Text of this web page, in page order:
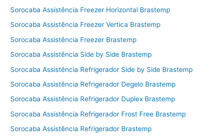
Sorocaba Assistência Freezer Horizontal Brastemp
Sorocaba Assistência Freezer Vertica Brastemp
Sorocaba Assistência Freezer Brastemp
Sorocaba Assistência Side by Side Brastemp
Sorocaba Assistência Refrigerador Side by Side Brastemp
Sorocaba Assistência Refrigerador Degelo Brastemp
Sorocaba Assistência Refrigerador Duplex Brastemp
Sorocaba Assistência Refrigerador Frost Free Brastemp
Sorocaba Assistência Refrigerador Brastemp